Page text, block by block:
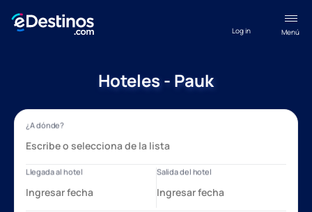
Menú
Log in
Hoteles - Pauk